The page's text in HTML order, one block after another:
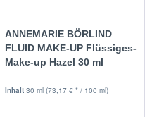
ANNEMARIE BÖRLIND
FLUID MAKE-UP Flüssiges-
Make-up Hazel 30 ml
Inhalt30 ml(73,17 € * / 100 ml)